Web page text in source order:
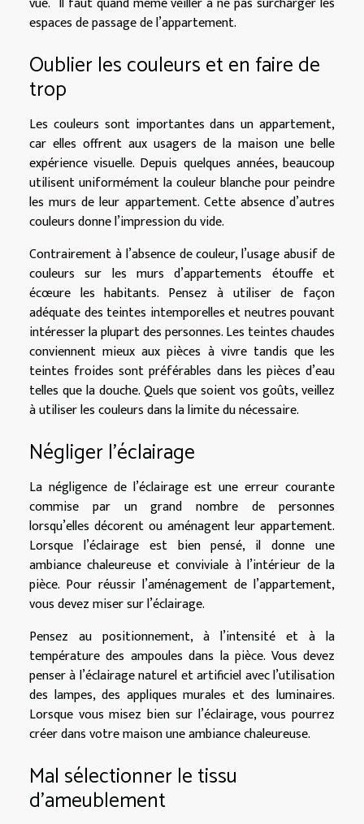
espaces de passage de l’appartement.
Oublier les couleurs et en faire de
trop
Les couleurs sont importantes dans un appartement,
car elles offrent aux usagers de la maison une belle
expérience visuelle. Depuis quelques années, beaucoup
utilisent uniformément la couleur blanche pour peindre
les murs de leur appartement. Cette absence d’autres
couleurs donne l’impression du vide.
Contrairement à l’absence de couleur, l’usage abusif de
couleurs sur les murs d’appartements étouffe et
écœure les habitants. Pensez à utiliser de façon
adéquate des teintes intemporelles et neutres pouvant
intéresser la plupart des personnes. Les teintes chaudes
conviennent mieux aux pièces à vivre tandis que les
teintes froides sont préférables dans les pièces d’eau
telles que la douche. Quels que soient vos goûts, veillez
à utiliser les couleurs dans la limite du nécessaire.
Négliger l’éclairage
La négligence de l’éclairage est une erreur courante
commise par un grand nombre de personnes
lorsqu’elles décorent ou aménagent leur appartement.
Lorsque l’éclairage est bien pensé, il donne une
ambiance chaleureuse et conviviale à l’intérieur de la
pièce. Pour réussir l’aménagement de l’appartement,
vous devez miser sur l’éclairage.
Pensez au positionnement, à l’intensité et à la
température des ampoules dans la pièce. Vous devez
penser à l’éclairage naturel et artificiel avec l’utilisation
des lampes, des appliques murales et des luminaires.
Lorsque vous misez bien sur l’éclairage, vous pourrez
créer dans votre maison une ambiance chaleureuse.
Mal sélectionner le tissu
d’ameublement